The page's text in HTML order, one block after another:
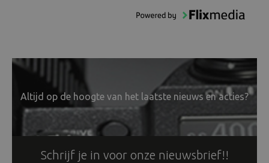
Altijd op de hoogte van het laatste nieuws en acties?
Schrijf je in voor onze nieuwsbrief!!